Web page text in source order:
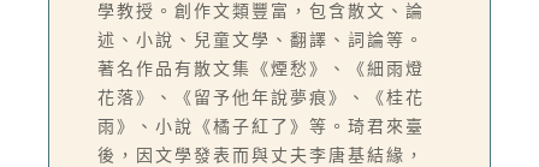
學教授。創作文類豐富，包含散文、論
述、小說、兒童文學、翻譯、詞論等。
著名作品有散文集《煙愁》、《細雨燈
花落》、《留予他年說夢痕》、《桂花
雨》、小說《橘子紅了》等。琦君來臺
後，因文學發表而與丈夫李唐基結緣，